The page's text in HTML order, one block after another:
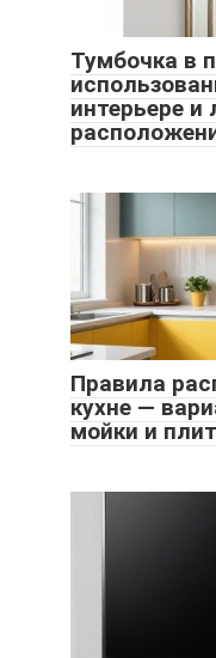
Тумбочка в
интерьере
Правила
кухне —
мойки и